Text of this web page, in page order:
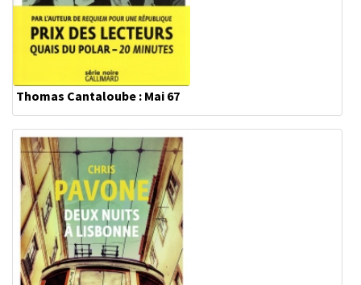
Thomas Cantaloube : Mai 67